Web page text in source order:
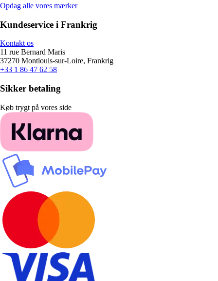
Opdag alle vores mærker
Kundeservice i Frankrig
Kontakt os
11 rue Bernard Maris
37270 Montlouis-sur-Loire, Frankrig
+33 1 86 47 62 58
Sikker betaling
Køb trygt på vores side